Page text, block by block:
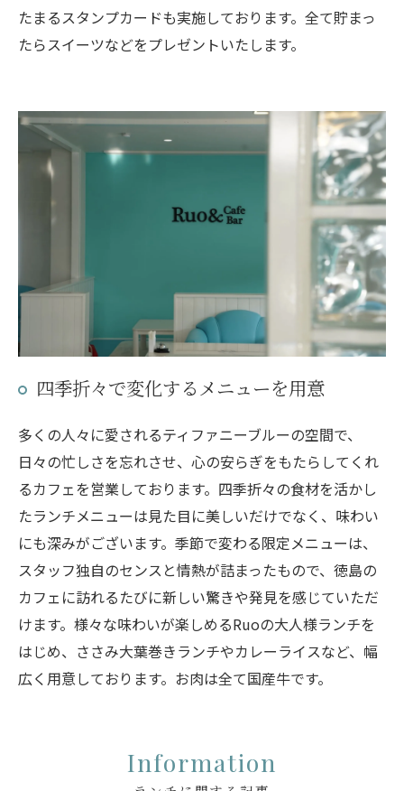
たまるスタンプカードも実施しております。全て貯まっ
たらスイーツなどをプレゼントいたします。
四季折々で変化するメニューを用意
多くの人々に愛されるティファニーブルーの空間で、
日々の忙しさを忘れさせ、心の安らぎをもたらしてくれ
るカフェを営業しております。四季折々の食材を活かし
たランチメニューは見た目に美しいだけでなく、味わい
にも深みがございます。季節で変わる限定メニューは、
スタッフ独自のセンスと情熱が詰まったもので、徳島の
カフェに訪れるたびに新しい驚きや発見を感じていただ
けます。様々な味わいが楽しめるRuoの大人様ランチを
はじめ、ささみ大葉巻きランチやカレーライスなど、幅
広く用意しております。お肉は全て国産牛です。
Information